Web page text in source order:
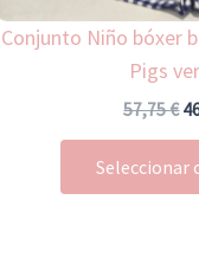
Conjunto Niño bóxer
Pigs
57,75€
Seleccionar